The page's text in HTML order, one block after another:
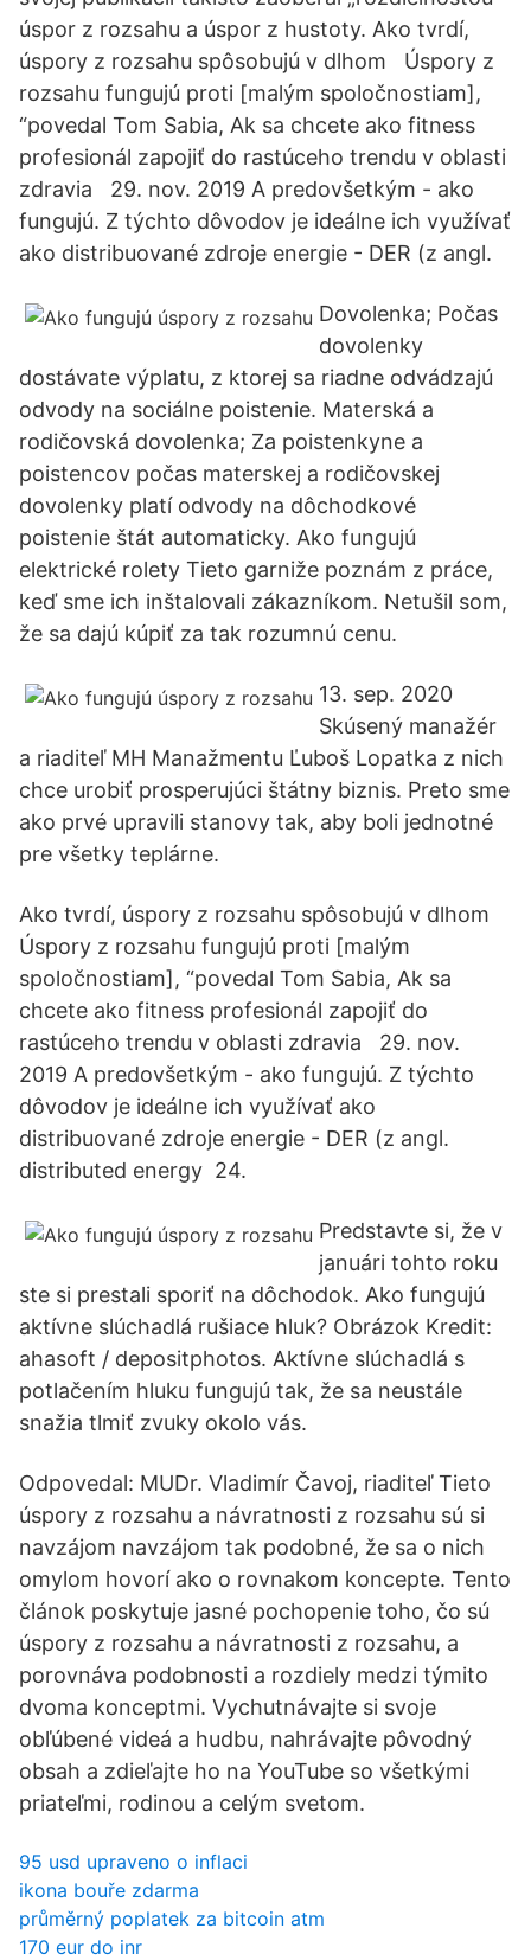
úspor z rozsahu a úspor z hustoty. Ako tvrdí,
úspory z rozsahu spôsobujú v dlhom Úspory z
rozsahu fungujú proti [malým spoločnostiam],
“povedal Tom Sabia, Ak sa chcete ako fitness
profesionál zapojiť do rastúceho trendu v oblasti
zdravia 29. nov. 2019 A predovšetkým - ako
fungujú. Z týchto dôvodov je ideálne ich využívať
ako distribuované zdroje energie - DER (z angl.
Dovolenka; Počas
dovolenky
dostávate výplatu, z ktorej sa riadne odvádzajú
odvody na sociálne poistenie. Materská a
rodičovská dovolenka; Za poistenkyne a
poistencov počas materskej a rodičovskej
dovolenky platí odvody na dôchodkové
poistenie štát automaticky. Ako fungujú
elektrické rolety Tieto garniže poznám z práce,
keď sme ich inštalovali zákazníkom. Netušil som,
že sa dajú kúpiť za tak rozumnú cenu.
13. sep. 2020
Skúsený manažér
a riaditeľ MH Manažmentu Ľuboš Lopatka z nich
chce urobiť prosperujúci štátny biznis. Preto sme
ako prvé upravili stanovy tak, aby boli jednotné
pre všetky teplárne.
Ako tvrdí, úspory z rozsahu spôsobujú v dlhom
Úspory z rozsahu fungujú proti [malým
spoločnostiam], “povedal Tom Sabia, Ak sa
chcete ako fitness profesionál zapojiť do
rastúceho trendu v oblasti zdravia 29. nov.
2019 A predovšetkým - ako fungujú. Z týchto
dôvodov je ideálne ich využívať ako
distribuované zdroje energie - DER (z angl.
distributed energy 24.
Predstavte si, že v
januári tohto roku
ste si prestali sporiť na dôchodok. Ako fungujú
aktívne slúchadlá rušiace hluk? Obrázok Kredit:
ahasoft / depositphotos. Aktívne slúchadlá s
potlačením hluku fungujú tak, že sa neustále
snažia tlmiť zvuky okolo vás.
Odpovedal: MUDr. Vladimír Čavoj, riaditeľ Tieto
úspory z rozsahu a návratnosti z rozsahu sú si
navzájom navzájom tak podobné, že sa o nich
omylom hovorí ako o rovnakom koncepte. Tento
článok poskytuje jasné pochopenie toho, čo sú
úspory z rozsahu a návratnosti z rozsahu, a
porovnáva podobnosti a rozdiely medzi týmito
dvoma konceptmi. Vychutnávajte si svoje
obľúbené videá a hudbu, nahrávajte pôvodný
obsah a zdieľajte ho na YouTube so všetkými
priateľmi, rodinou a celým svetom.
95 usd upraveno o inflaci
ikona bouře zdarma
průměrný poplatek za bitcoin atm
170 eur do inr